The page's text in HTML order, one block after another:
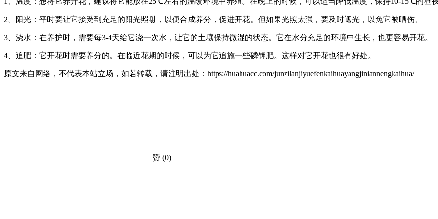
2、阳光：平时要让它接受到充足的阳光照射，以便合成养分，促进开花。但如果光照太强，要及时遮光，以免它被晒伤。
3、浇水：在养护时，需要每3-4天给它浇一次水，让它的土壤保持微湿的状态。它在水分充足的环境中生长，也更容易开花。
4、追肥：它开花时需要养分的。在临近花期的时候，可以为它追施一些磷钾肥。这样对它开花也很有好处。
原文来自网络，不代表本站立场，如若转载，请注明出处：https://huahuacc.com/junzilanjiyuefenkaihuayangjiniannengkaihua/
赞 (0)